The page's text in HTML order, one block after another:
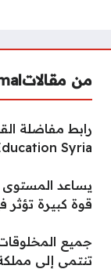
من مقالات
Syria
يساعد
قوة كبيرة
جميع
تنتمي إلى